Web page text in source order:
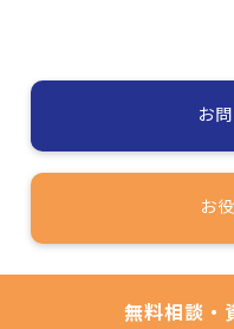
お
お
Copyright© Colors inc. All
無料相談・